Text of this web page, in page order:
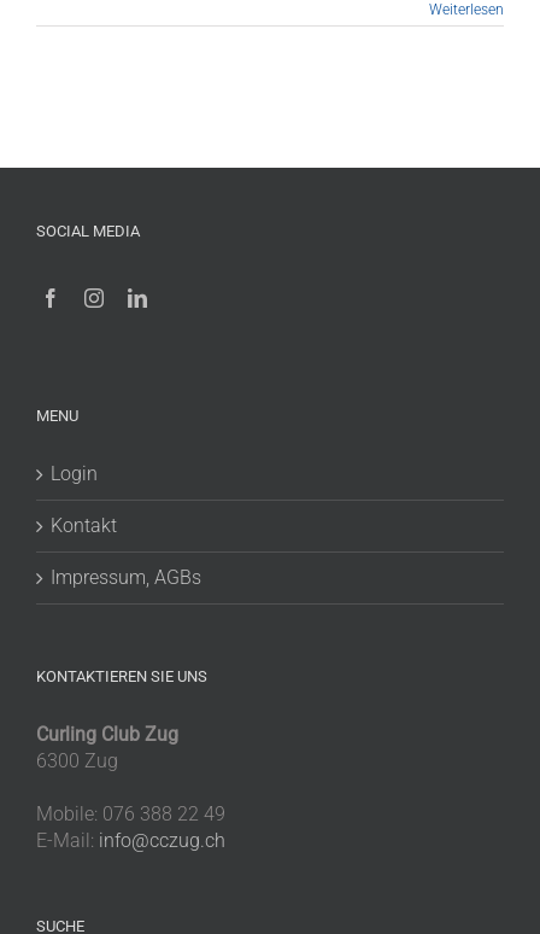
Weiterlesen
SOCIAL MEDIA
MENU
Login
Kontakt
Impressum, AGBs
KONTAKTIEREN SIE UNS
Curling Club Zug
6300 Zug
Mobile: 076 388 22 49
E-Mail: info@cczug.ch
SUCHE